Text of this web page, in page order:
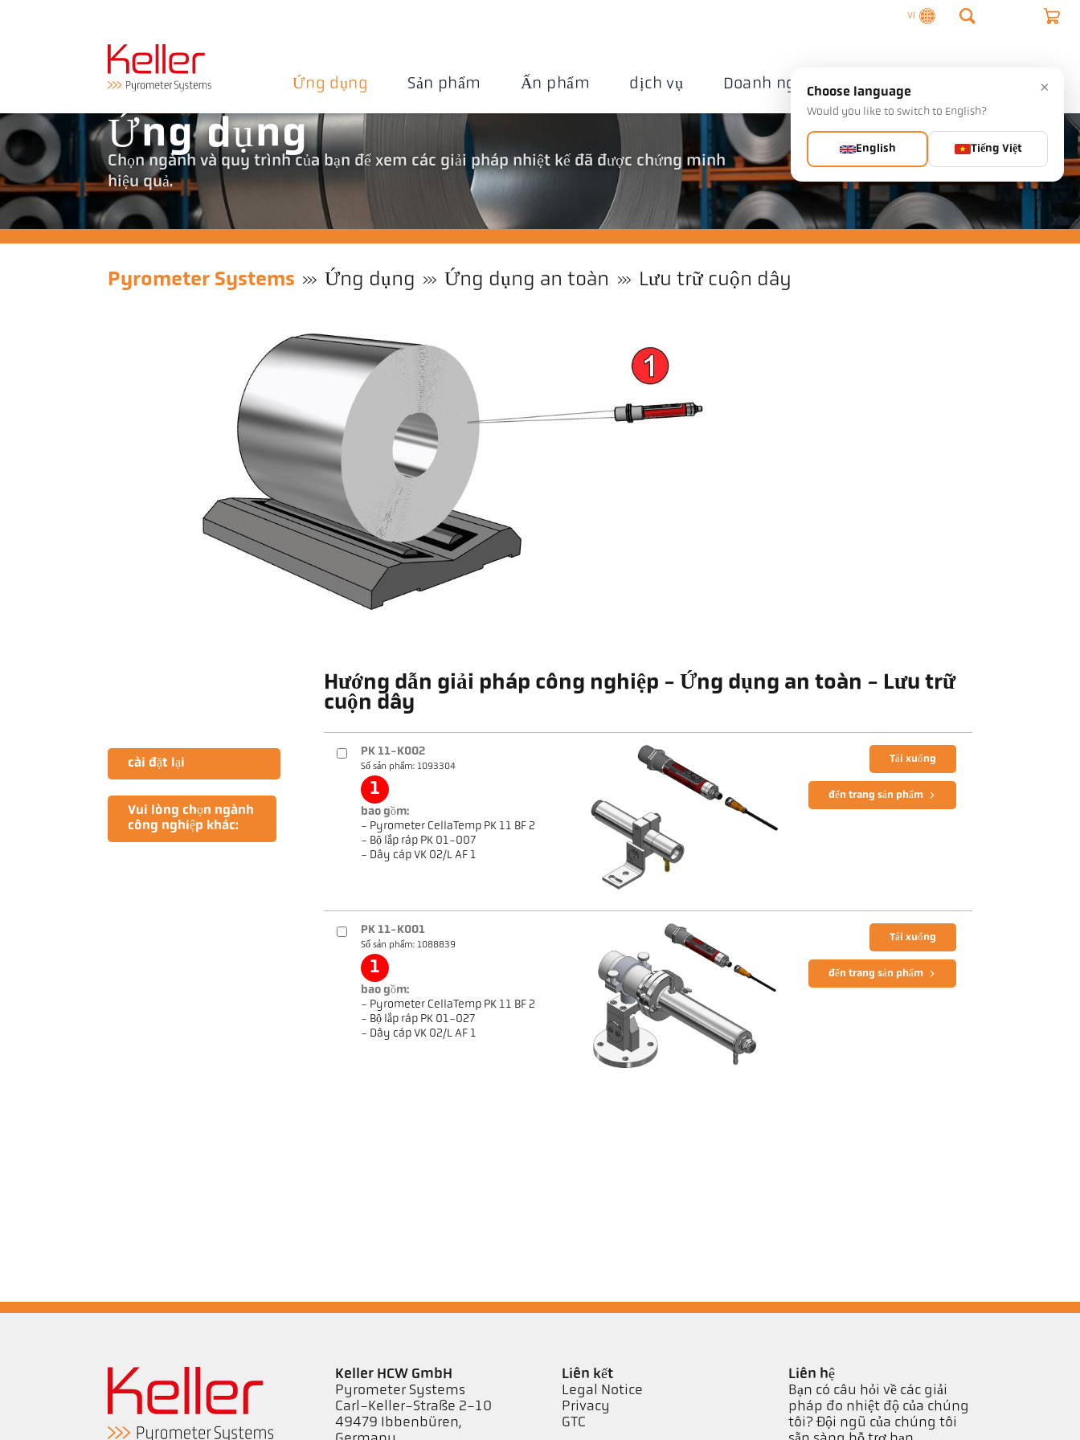
VI
Ứng dụng Sản phẩm Ấn phẩm dịch vụ Doanh nghiệp Liên hệ
Ứng dụng
Chọn ngành và quy trình của bạn để xem các giải pháp nhiệt kế đã được chứng minh
hiệu quả.
Pyrometer Systems Ứng dụng Ứng dụng an toàn Lưu trữ cuộn dây
Hướng dẫn giải pháp công nghiệp - Ứng dụng an toàn - Lưu trữ
cuộn dây
cài đặt lại
Vui lòng chọn ngành
công nghiệp khác:
PK 11-K002
Số sản phẩm: 1093304
1
bao gồm:
- Pyrometer CellaTemp PK 11 BF 2
- Bộ lắp ráp PK 01-007
- Dây cáp VK 02/L AF 1
Tải xuống
đến trang sản phẩm
PK 11-K001
Số sản phẩm: 1088839
1
bao gồm:
- Pyrometer CellaTemp PK 11 BF 2
- Bộ lắp ráp PK 01-027
- Dây cáp VK 02/L AF 1
Tải xuống
đến trang sản phẩm
Keller HCW GmbH
Pyrometer Systems
Carl-Keller-Straße 2-10
49479 Ibbenbüren,
Liên kết
Legal Notice
Privacy
GTC
Liên hệ
Bạn có câu hỏi về các giải
pháp đo nhiệt độ của chúng
tôi? Đội ngũ của chúng tôi
×
Choose language
Would you like to switch to English?
English Tiếng Việt